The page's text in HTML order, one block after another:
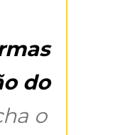
do
o